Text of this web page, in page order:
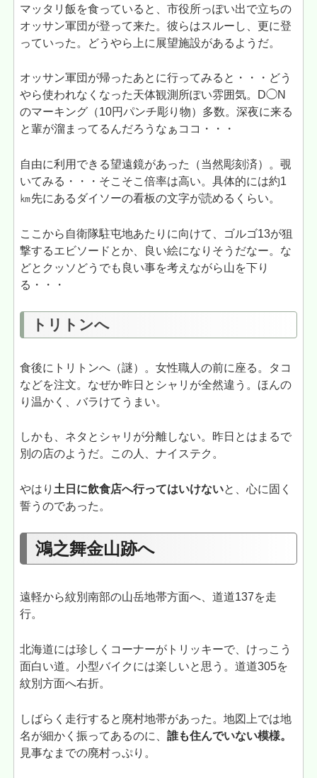
マッタリ飯を食っていると、市役所っぽい出で立ちの
オッサン軍団が登って来た。彼らはスルーし、更に登
っていった。どうやら上に展望施設があるようだ。
オッサン軍団が帰ったあとに行ってみると・・・どう
やら使われなくなった天体観測所ぽい雰囲気。D◯N
のマーキング（10円パンチ彫り物）多数。深夜に来る
と輩が溜まってるんだろうなぁココ・・・
自由に利用できる望遠鏡があった（当然彫刻済）。覗
いてみる・・・そこそこ倍率は高い。具体的には約1
㎞先にあるダイソーの看板の文字が読めるくらい。
ここから自衛隊駐屯地あたりに向けて、ゴルゴ13が狙
撃するエビソードとか、良い絵になりそうだなー。な
どとクッソどうでも良い事を考えながら山を下り
る・・・
トリトンへ
食後にトリトンへ（謎）。女性職人の前に座る。タコ
などを注文。なぜか昨日とシャリが全然違う。ほんの
り温かく、バラけてうまい。
しかも、ネタとシャリが分離しない。昨日とはまるで
別の店のようだ。この人、ナイステク。
やはり 土日に飲食店へ行ってはいけないと、心に固く
誓うのであった。
鴻之舞金山跡へ
遠軽から紋別南部の山岳地帯方面へ、道道137を走
行。
北海道には珍しくコーナーがトリッキーで、けっこう
面白い道。小型バイクには楽しいと思う。道道305を
紋別方面へ右折。
しばらく走行すると廃村地帯があった。地図上では地
名が細かく振ってあるのに、誰も住んでいない模様。
見事なまでの廃村っぷり。